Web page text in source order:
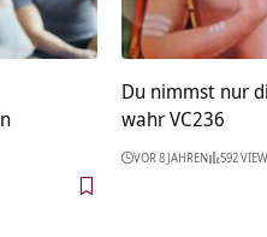
Du nimmst nur
wahr VC236
VOR 8 JAHREN 592